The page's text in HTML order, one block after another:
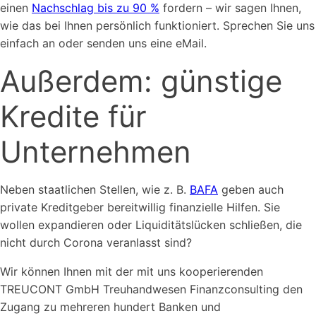
einen Nachschlag bis zu 90 % fordern – wir sagen Ihnen,
wie das bei Ihnen persönlich funktioniert. Sprechen Sie uns
einfach an oder senden uns eine eMail.
Außerdem: günstige
Kredite für
Unternehmen
Neben staatlichen Stellen, wie z. B. BAFA geben auch
private Kreditgeber bereitwillig finanzielle Hilfen. Sie
wollen expandieren oder Liquiditätslücken schließen, die
nicht durch Corona veranlasst sind?
Wir können Ihnen mit der mit uns kooperierenden
TREUCONT GmbH Treuhandwesen Finanzconsulting den
Zugang zu mehreren hundert Banken und